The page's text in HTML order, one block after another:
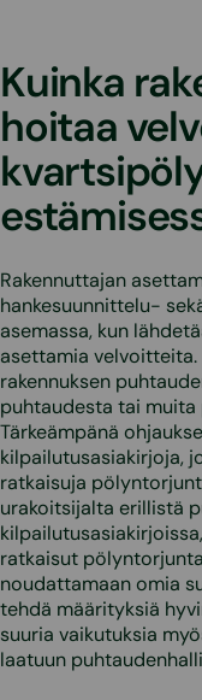
Kuinka
hoitaa
Rakennuttajan
hankesuunnittelu-
asemassa, kun
asettamia velvoitteita.
rakennuksen
puhtaudesta tai muita
Tärkeämpänä
kilpailutusasiakirjoja,
ratkaisuja
urakoitsijalta erillistä
ratkaisut
noudattamaan omia
tehdä määrityksiä
suuria vaikutuksia
laatuun